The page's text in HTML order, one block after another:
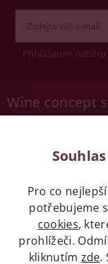
Přihlášením
Wine concept
mladších 18
Naše služby
Pro co
potřebujeme
cookies,
prohlížeči.
kliknutím zde.